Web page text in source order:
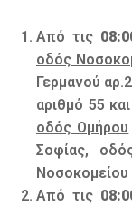
Από τις
οδός
Γερμανού
αριθμό 55
οδός Ομήρου
Σοφίας,
Από τις